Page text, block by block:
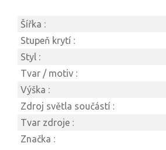
Šířka :
Stupeň krytí :
Styl :
Tvar / motiv :
Výška :
Zdroj světla součástí :
Tvar zdroje :
Značka :